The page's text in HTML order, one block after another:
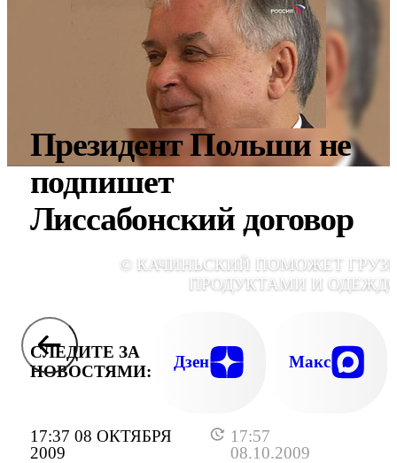
17:37 08 ОКТЯБРЯ
2009
17:57
08.10.2009
Президент Польши не
подпишет
Лиссабонский договор
© КАЧИНЬСКИЙ ПОМОЖЕТ
ПРОДУКТАМИ И
СЛЕДИТЕ ЗА
НОВОСТЯМИ:
Дзен Макс